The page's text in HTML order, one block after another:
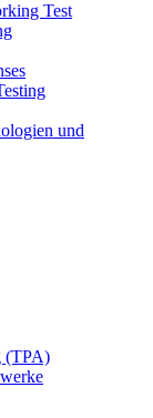
Test
und
(TPA)